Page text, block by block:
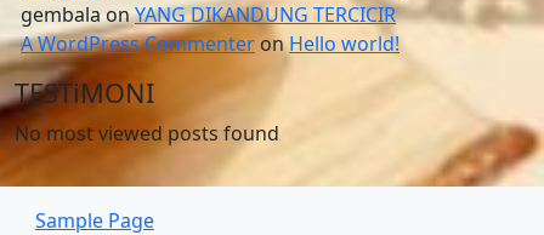
gembala onYANG DIKANDUNG TERCICIR
A WordPress Commenter onHello world!
TESTiMONI
No most viewed posts found
Sample Page